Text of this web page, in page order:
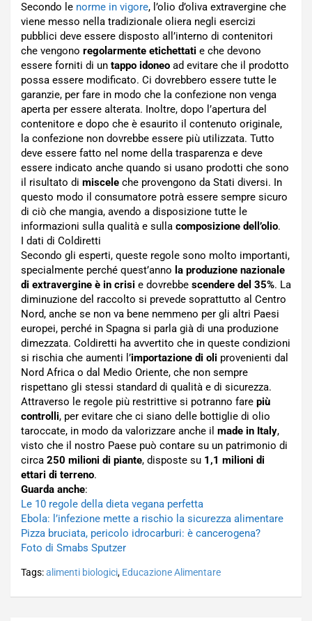
Secondo le norme in vigore, l’olio d’oliva extravergine che
viene messo nella tradizionale oliera negli esercizi
pubblici deve essere disposto all’interno di contenitori
che vengono regolarmente etichettati e che devono
essere forniti di un tappo idoneo ad evitare che il prodotto
possa essere modificato. Ci dovrebbero essere tutte le
garanzie, per fare in modo che la confezione non venga
aperta per essere alterata. Inoltre, dopo l’apertura del
contenitore e dopo che è esaurito il contenuto originale,
la confezione non dovrebbe essere più utilizzata. Tutto
deve essere fatto nel nome della trasparenza e deve
essere indicato anche quando si usano prodotti che sono
il risultato di miscele che provengono da Stati diversi. In
questo modo il consumatore potrà essere sempre sicuro
di ciò che mangia, avendo a disposizione tutte le
informazioni sulla qualità e sulla composizione dell’olio.
I dati di Coldiretti
Secondo gli esperti, queste regole sono molto importanti,
specialmente perché quest’anno la produzione nazionale
di extravergine è in crisi e dovrebbe scendere del 35%. La
diminuzione del raccolto si prevede soprattutto al Centro
Nord, anche se non va bene nemmeno per gli altri Paesi
europei, perché in Spagna si parla già di una produzione
dimezzata. Coldiretti ha avvertito che in queste condizioni
si rischia che aumenti l’importazione di oli provenienti dal
Nord Africa o dal Medio Oriente, che non sempre
rispettano gli stessi standard di qualità e di sicurezza.
Attraverso le regole più restrittive si potranno fare più
controlli, per evitare che ci siano delle bottiglie di olio
taroccate, in modo da valorizzare anche il made in Italy,
visto che il nostro Paese può contare su un patrimonio di
circa 250 milioni di piante, disposte su 1,1 milioni di
ettari di terreno.
Guarda anche:
Le 10 regole della dieta vegana perfetta
Ebola: l’infezione mette a rischio la sicurezza alimentare
Pizza bruciata, pericolo idrocarburi: è cancerogena?
Foto di Smabs Sputzer
Tags:alimenti biologici, Educazione Alimentare